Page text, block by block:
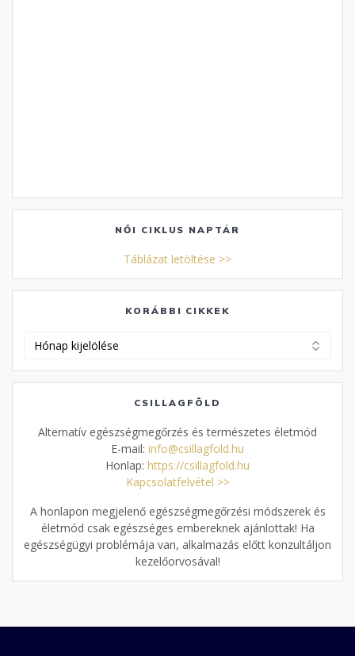
NŐI CIKLUS NAPTÁR
Táblázat letöltése >>
KORÁBBI CIKKEK
CSILLAGFÖLD
Alternatív egészségmegőrzés és természetes életmód
E-mail: info@csillagfold.hu
Honlap: https://csillagfold.hu
Kapcsolatfelvétel >>
A honlapon megjelenő egészségmegőrzési módszerek és
életmód csak egészséges embereknek ajánlottak! Ha
egészségügyi problémája van, alkalmazás előtt konzultáljon
kezelőorvosával!